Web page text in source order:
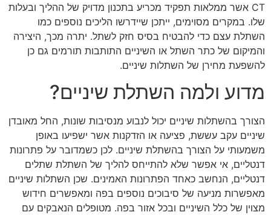
CT אשר ממלאות תפקיד מכריע בתכנון מדויק של ההליך ובעלות
שלו. במקרים מסוימים, ייתכן שיידרשו הליכים נוספים כמו
השתלת עצם כדי להבטיח בסיס חזק לשתל. יתרה מכך, היצירה
והמיקום של כתר השתל או השיניים התותבות תורמים גם כן
להשפעת מחירן של השתלות שיניים.
מדוע ולמה השתלת שיניים?
הצורך בהשתלות שיניים יכול לנבוע מנסיבות שונות, החל מאובדן
שיניים עקב עששת, פציעה או הזדקנות אשר ישפיעו באופן
משמעותי על הצורך בהשתלת שיניים. לכן כשמדובר על פתרונות
דנטליים, אי אפשר שלא להתייחס להליך של השתלת שתלים
דנטליים, הנחשב כאחד הפתרונות האמינים. שכן השתלות שיניים
מאפשרות מניעה של סיבוכים נוספים בפה ומאפשרים חידוש
מצוין של כלל השיניים ובכל אזור בפה. מטופלים הנאבקים עם